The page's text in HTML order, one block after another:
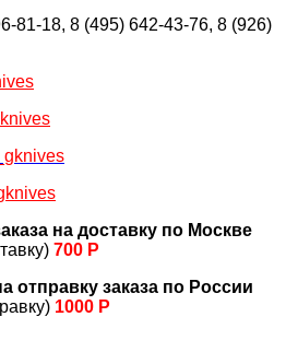
81-18, 8 (495) 642-43-76, 8 (926)
на доставку по Москве
700 Р
отправку заказа по России
1000 Р